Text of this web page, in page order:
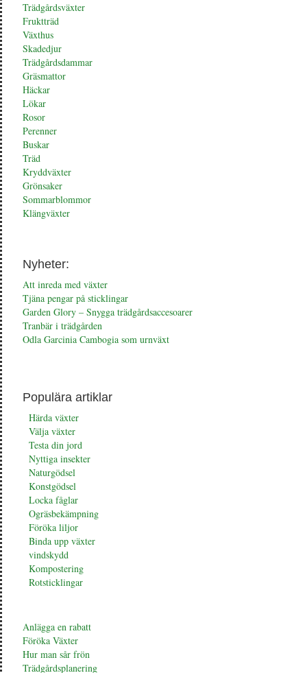
Trädgårdsväxter
Fruktträd
Växthus
Skadedjur
Trädgårdsdammar
Gräsmattor
Häckar
Lökar
Rosor
Perenner
Buskar
Träd
Kryddväxter
Grönsaker
Sommarblommor
Klängväxter
Nyheter:
Att inreda med växter
Tjäna pengar på sticklingar
Garden Glory – Snygga trädgårdsaccesoarer
Tranbär i trädgården
Odla Garcinia Cambogia som urnväxt
Populära artiklar
Härda växter
Välja växter
Testa din jord
Nyttiga insekter
Naturgödsel
Konstgödsel
Locka fåglar
Ogräsbekämpning
Föröka liljor
Binda upp växter
vindskydd
Kompostering
Rotsticklingar
Anlägga en rabatt
Föröka Växter
Hur man sår frön
Trädgårdsplanering